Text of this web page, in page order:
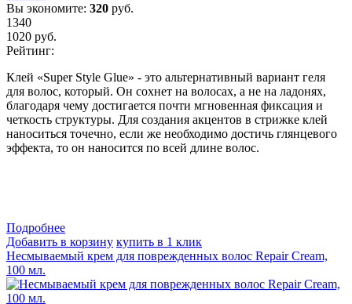
Вы экономите: 320 руб.
1340
1020 руб.
Рейтинг:
Клей «Super Style Glue» - это альтернативный вариант геля
для волос, который. Он сохнет на волосах, а не на ладонях,
благодаря чему достигается почти мгновенная фиксация и
четкость структуры. Для создания акцентов в стрижке клей
наноситься точечно, если же необходимо достичь глянцевого
эффекта, то он наносится по всей длине волос.
Подробнеe
Добавить в корзину купить в 1 клик
Несмываемый крем для поврежденных волос Repair Cream,
100 мл.